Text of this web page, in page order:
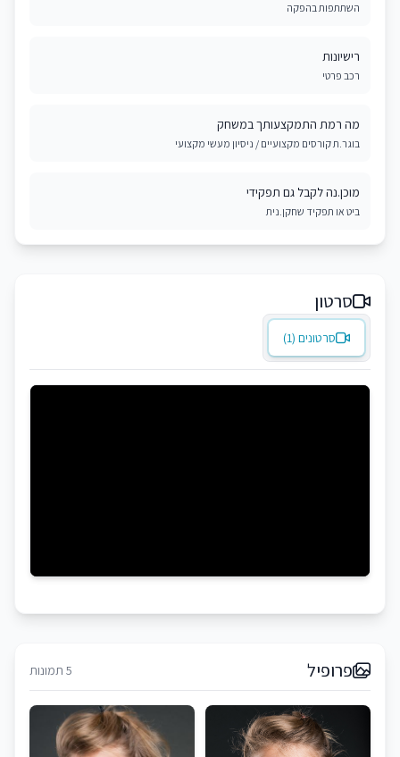
השתתפות בהפקה
רישיונות
רכב פרטי
מה רמת התמקצעותך במשחק
בוגר.ת קורסים מקצועיים / ניסיון מעשי מקצועי
מוכן.נה לקבל גם תפקידי
ביט או תפקיד שחקן.נית
סרטון
סרטונים (1)
פרופיל 5 תמונות